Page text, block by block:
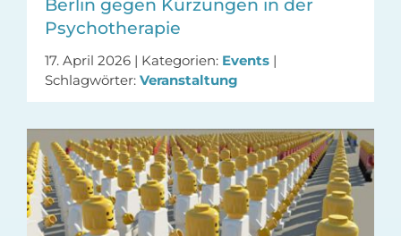
Berlin gegen Kürzungen in der
Psychotherapie
17. April 2026 | Kategorien: Events |
Schlagwörter: Veranstaltung